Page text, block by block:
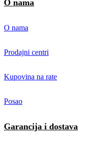
O nama
O nama
Prodajni centri
Kupovina na rate
Posao
Garancija i dostava